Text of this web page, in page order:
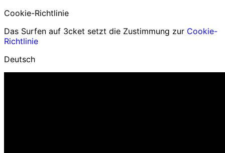
Cookie-Richtlinie
Das Surfen auf 3cket setzt die Zustimmung zur Cookie-
Richtlinie
Deutsch